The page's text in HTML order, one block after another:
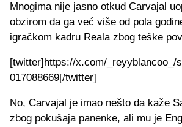
Mnogima nije jasno otkud Carvajal
obzirom da ga već više od pola
igračkom kadru Reala zbog teške
[twitter]https://x.com/_reyyblancoo_/
017088669[/twitter]
No, Carvajal je imao nešto da kaže
zbog pokušaja panenke, ali mu je